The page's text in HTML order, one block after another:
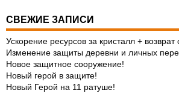
СВЕЖИЕ ЗАПИСИ
Ускорение ресурсов за кристалл + возврат
Изменение защиты деревни и личных
Новое защитное сооружение!
Новый герой в защите!
Новый Герой на 11 ратуше!